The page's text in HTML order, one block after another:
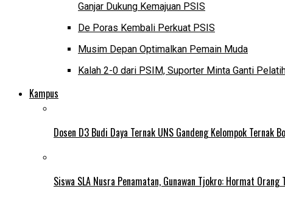
Ganjar Dukung Kemajuan PSIS
De Poras Kembali Perkuat PSIS
Musim Depan Optimalkan Pemain Muda
Kalah 2-0 dari PSIM, Suporter Minta Ganti
Kampus
Dosen D3 Budi Daya Ternak UNS Gandeng Kelompok Ternak
Siswa SLA Nusra Penamatan, Gunawan Tjokro: Hormat Orang